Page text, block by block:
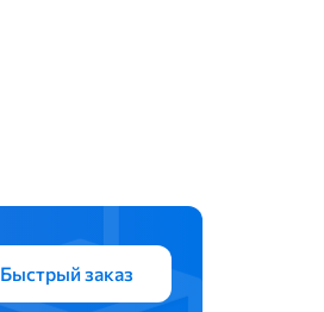
Быстрый заказ